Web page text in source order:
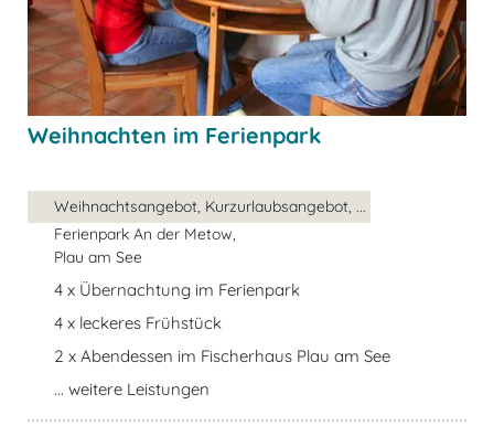
Weihnachten im Ferienpark
Weihnachtsangebot, Kurzurlaubsangebot, ...
Ferienpark An der Metow,
Plau am See
4 x Übernachtung im Ferienpark
4 x leckeres Frühstück
2 x Abendessen im Fischerhaus Plau am See
... weitere Leistungen